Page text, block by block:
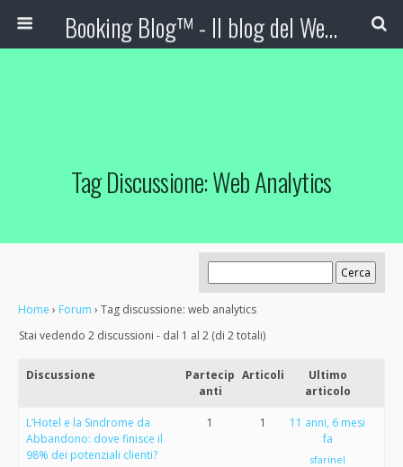
Booking Blog™ - Il blog del Web Marketing Turistico
Tag Discussione: Web Analytics
Home › Forum › Tag discussione: web analytics
Stai vedendo 2 discussioni - dal 1 al 2 (di 2 totali)
Discussione
Partecip
anti
Articoli
Ultimo
articolo
L’Hotel e la Sindrome da
Abbandono: dove finisce il
98% dei potenziali clienti?
1 1
11 anni, 6 mesi
fa
sfarinel